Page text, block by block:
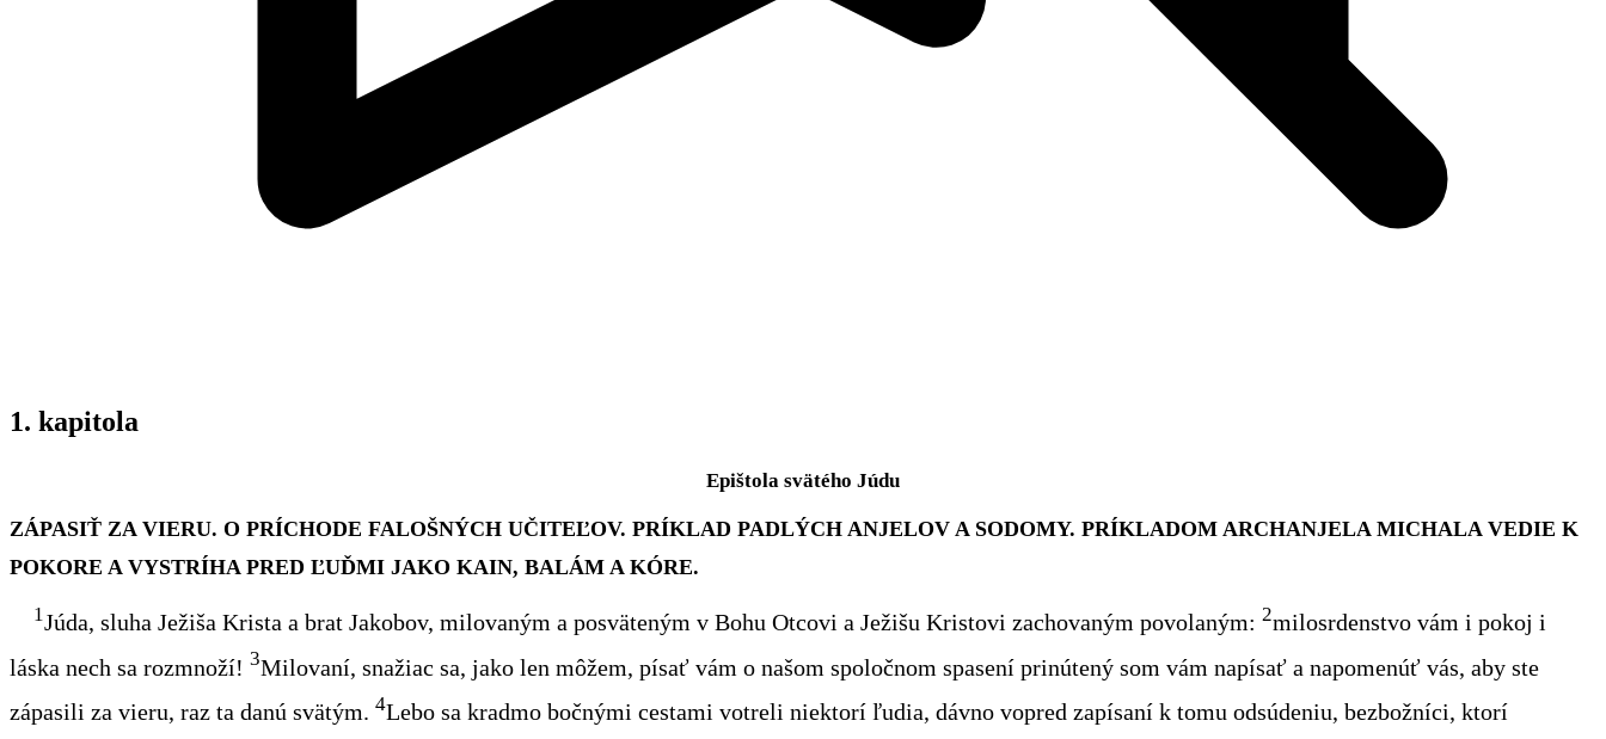
1. kapitola
Epištola svätého Júdu
ZÁPASIŤ ZA VIERU. O PRÍCHODE FALOŠNÝCH UČITEĽOV. PRÍKLAD PADLÝCH ANJELOV A SODOMY. PRÍKLADOM ARCHANJELA MICHALA VEDIE K
POKORE A VYSTRÍHA PRED ĽUĎMI JAKO KAIN, BALÁM A KÓRE.
1Júda, sluha Ježiša Krista a brat Jakobov, milovaným a posväteným v Bohu Otcovi a Ježišu Kristovi zachovaným povolaným: 2milosrdenstvo vám i pokoj i
láska nech sa rozmnoží! 3Milovaní, snažiac sa, jako len môžem, písať vám o našom spoločnom spasení prinútený som vám napísať a napomenúť vás, aby ste
zápasili za vieru, raz ta danú svätým. 4Lebo sa kradmo bočnými cestami votreli niektorí ľudia, dávno vopred zapísaní k tomu odsúdeniu, bezbožníci, ktorí